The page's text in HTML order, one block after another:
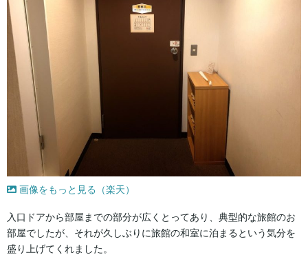
画像をもっと見る（楽天）
入口ドアから部屋までの部分が広くとってあり、典型的な旅館のお
部屋でしたが、それが久しぶりに旅館の和室に泊まるという気分を
盛り上げてくれました。